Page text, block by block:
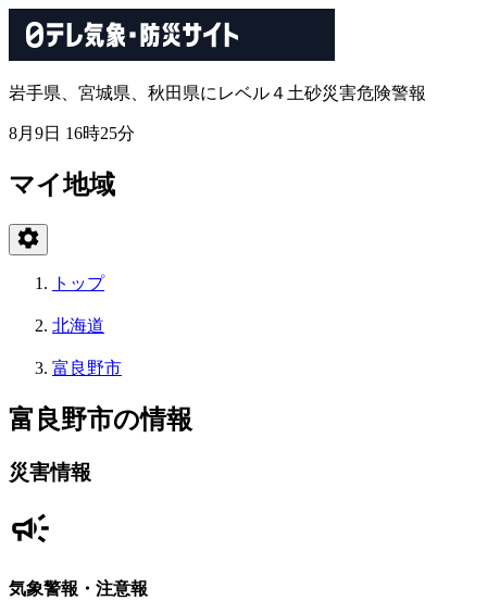
岩手県、宮城県、秋田県にレベル４土砂災害危険警報
8月9日 16時25分
マイ地域
トップ
北海道
富良野市
富良野市の情報
災害情報
気象警報・注意報